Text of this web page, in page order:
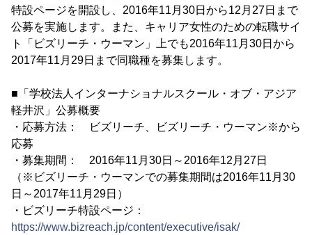
特設ページを開設し、2016年11月30日から12月27日まで
公募を実施します。また、キャリア女性のための転職サイ
ト「ビズリーチ・ウーマン」上でも2016年11月30日から
2017年11月29日まで同職種を募集します。
■「学校法人インターナショナルスクール・オブ・アジア
軽井沢」公募概要
・応募方法： ビズリーチ、ビズリーチ・ウーマン※から
応募
・募集期間： 2016年11月30日～2016年12月27日
（※ビズリーチ・ウーマンでの募集期間は2016年11月30
日～2017年11月29日）
・ビズリーチ特設ページ：
https://www.bizreach.jp/content/executive/isak/